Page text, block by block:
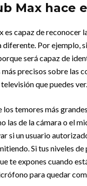
Max hace
capaz de reconocer
diferente. Por ejemplo,
será capaz de
precisos sobre las
que puedes ver.
los temores más
las de la cámara o el
si un usuario
Si tus niveles
te expones cuando
para quedar